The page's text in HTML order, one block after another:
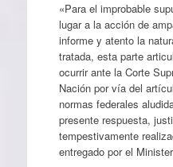
«Para el improbable
lugar a la acción de
informe y atento la
tratada, esta parte
ocurrir ante la Corte
Nación por vía del
normas federales
presente respuesta,
tempestivamente
entregado por el